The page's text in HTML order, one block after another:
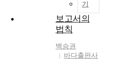
기
보고서의
법칙
백승권
바다출판사